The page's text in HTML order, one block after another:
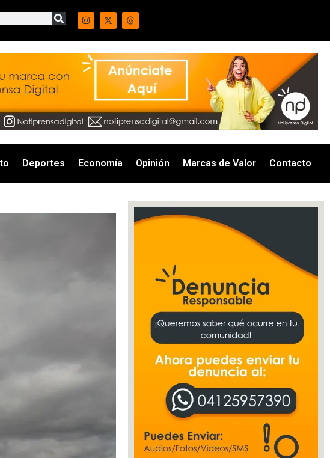
Deportes Economía Opinión Marcas de Valor Contacto